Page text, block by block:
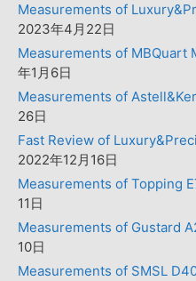
Measurements of
2023年4月22日
Measurements of MBQuart
年1月6日
Measurements of
26日
Fast Review of
2022年12月16日
Measurements of Topping
11日
Measurements of Gustard
10日
Measurements of SMSL